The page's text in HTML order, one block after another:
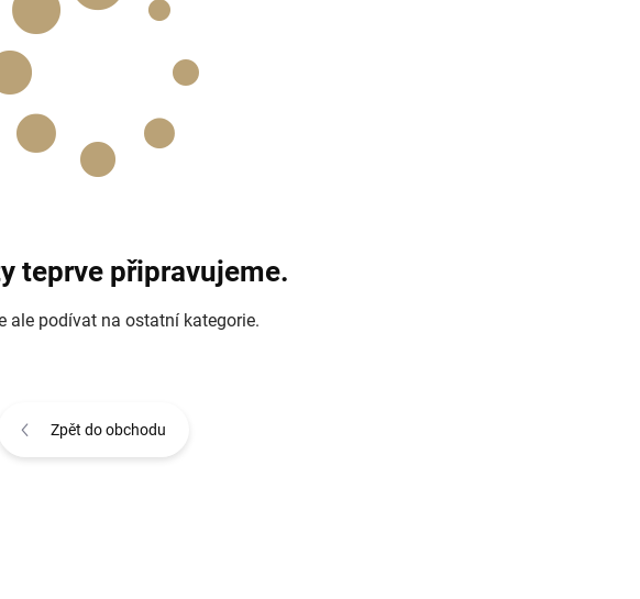
teprve připravujeme.
ale podívat na ostatní kategorie.
Zpět do obchodu